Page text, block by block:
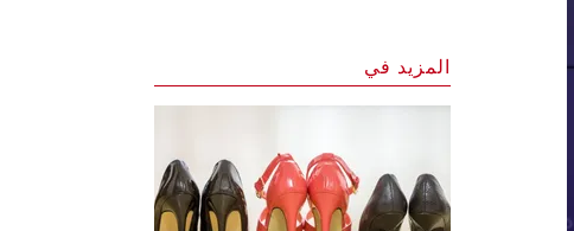
المزيد في